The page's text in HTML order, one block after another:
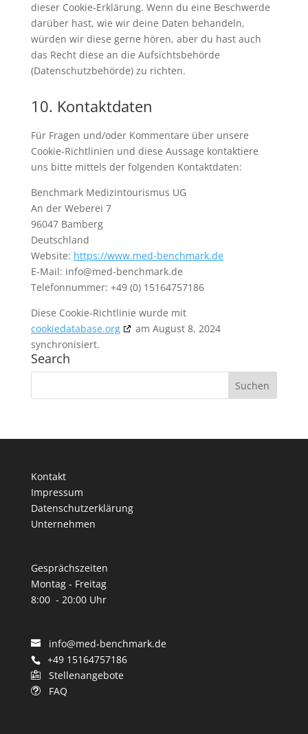
dieser Cookie-Erklärung. Wenn du eine Beschwerde
darüber hast, wie wir deine Daten behandeln,
würden wir diese gerne hören, aber du hast auch
das Recht diese an die Aufsichtsbehörde
(Datenschutzbehörde) zu richten.
10. Kontaktdaten
Für Fragen und/oder Kommentare über unsere
Cookie-Richtlinien und diese Aussage kontaktiere
uns bitte mittels der folgenden Kontaktdaten:
Benchmark Medizintourismus UG
An der Weberei 7
96047 Bamberg
Deutschland
Website: https://www.med-benchmark.de
E-Mail: info@med-benchmark.de
Telefonnummer: +49 (0) 15164757186
Diese Cookie-Richtlinie wurde mit
cookiedatabase.org
am August 8, 2024
synchronisiert.
Search
Kontakt
Impressum
Datenschutzerklärung
Unternehmen
Gesprächszeiten
Montag - Freitag
8:00 - 20:00 Uhr
info@med-benchmark.de
+49 15164757186
Stellenangebote
tFAQ